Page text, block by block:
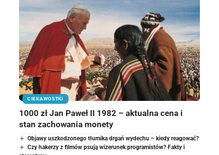
CIEKAWOSTKI
1000 zł Jan Paweł II 1982 – aktualna cena i
stan zachowania monety
Objawy uszkodzonego tłumika drgań wydechu – kiedy reagować?
Czy hakerzy z filmów psują wizerunek programistów? Fakty i